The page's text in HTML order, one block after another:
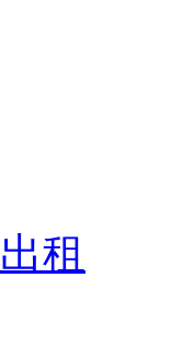
租